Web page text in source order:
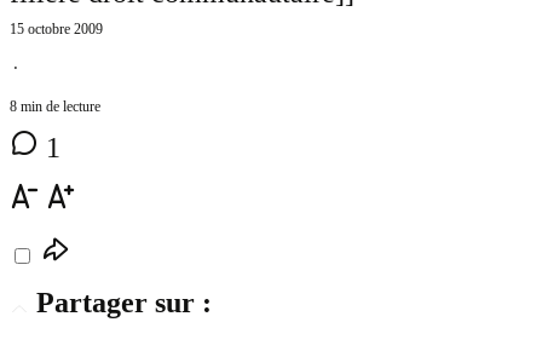
15 octobre 2009
⋅
8 min de lecture
1
Partager sur :